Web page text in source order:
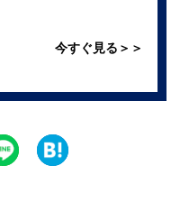
今すぐ見る＞＞